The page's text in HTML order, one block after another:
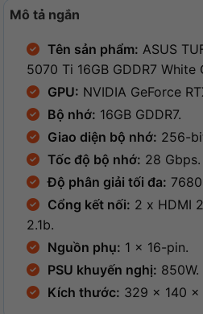
Mô tả ngắn
Tên sản phẩm: ASUS
5070 Ti 16GB GDDR7 White
GPU: NVIDIA GeForce
Bộ nhớ: 16GB GDDR7.
Giao diện bộ nhớ: 256-
Tốc độ bộ nhớ: 28 Gbps.
Độ phân giải tối đa:
Cổng kết nối: 2 x HDMI
2.1b.
Nguồn phụ: 1 x 16-pin.
PSU khuyến nghị: 850W.
Kích thước: 329 x 140 x